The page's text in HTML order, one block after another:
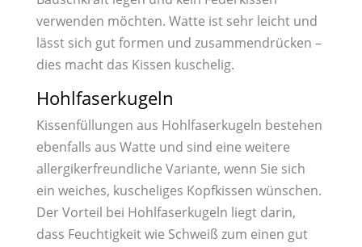
verwenden möchten. Watte ist sehr leicht und
lässt sich gut formen und zusammendrücken –
dies macht das Kissen kuschelig.
Hohlfaserkugeln
Kissenfüllungen aus Hohlfaserkugeln bestehen
ebenfalls aus Watte und sind eine weitere
allergikerfreundliche Variante, wenn Sie sich
ein weiches, kuscheliges Kopfkissen wünschen.
Der Vorteil bei Hohlfaserkugeln liegt darin,
dass Feuchtigkeit wie Schweiß zum einen gut